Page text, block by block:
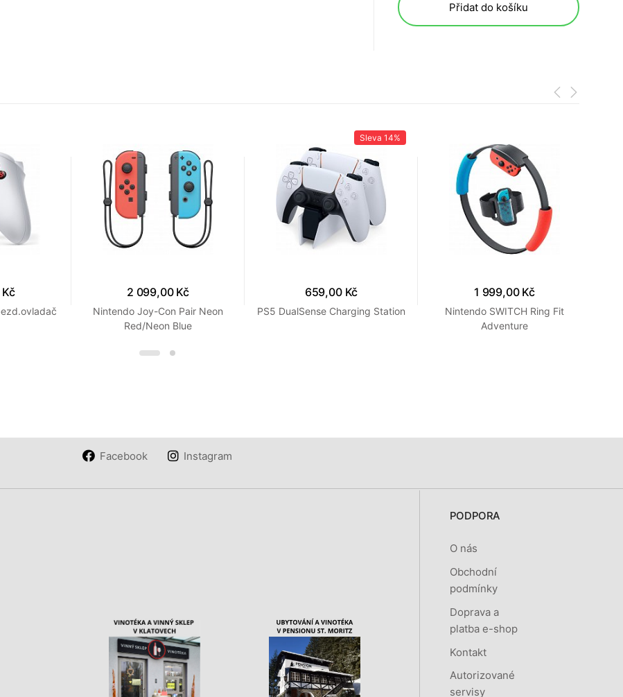
Přidat do košíku
2 099,00 Kč
Nintendo Joy-Con Pair Neon
Red/Neon Blue
Sleva 14%
659,00 Kč
PS5 DualSense Charging Station
1 999,00 Kč
Nintendo SWITCH Ring Fit
Adventure
Facebook Instagram
PODPORA
O nás
Obchodní
podmínky
Doprava a
platba e-shop
Kontakt
Autorizované
servisy